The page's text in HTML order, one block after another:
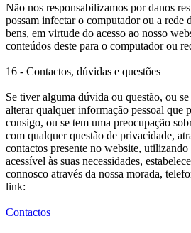
Não nos responsabilizamos por danos
possam infectar o computador ou a rede
bens, em virtude do acesso ao nosso
conteúdos deste para o computador ou
16 - Contactos, dúvidas e questões
Se tiver alguma dúvida ou questão, ou
alterar qualquer informação pessoal que
consigo, ou se tem uma preocupação
com qualquer questão de privacidade,
contactos presente no website,
acessível às suas necessidades,
connosco através da nossa morada,
link:
Contactos